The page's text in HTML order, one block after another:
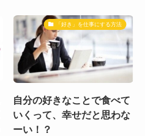
「好き」を仕事にする方法
自分の好きなことで食べて
いくって、幸せだと思わな
ーい！？